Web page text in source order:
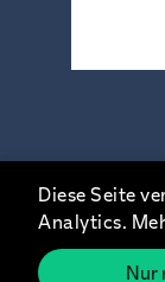
Diese Seite
Analytics.
Nur
Ein